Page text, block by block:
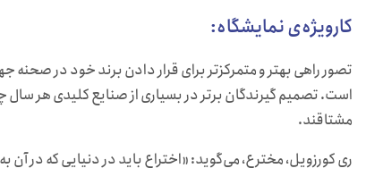
کارویژه‌ی نمایشگاه:
تصور راهی بهتر و متمرکزتر برای قرار دادن برند خود در صحنه
است. تصمیم گیرندگان برتر در بسیاری از صنایع کلیدی هر سال
مشتاقند.
ری کورزویل، مخترع، می‌گوید: «اختراع باید در دنیایی که در آن